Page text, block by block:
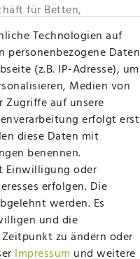
für Betten,
in Ibbenbüren. Sie
legen Wert auf
und eine solide
andere
uns genau richtig.
in
Technologien auf
personenbezogene Daten
(z.B. IP-Adresse), um
Medien von
auf unsere
erfolgt erst
diese Daten mit
benennen.
Einwilligung oder
erfolgen. Die
werden. Es
und die
zu ändern oder
Impressum und weitere
Plenty Lions